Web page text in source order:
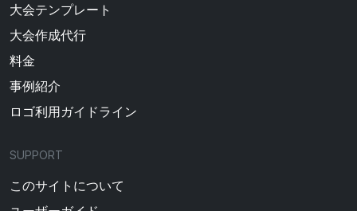
大会テンプレート
大会作成代行
料金
事例紹介
ロゴ利用ガイドライン
SUPPORT
このサイトについて